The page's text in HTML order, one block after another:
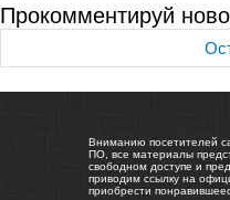
Прокомментируй
Вниманию посетителей
ПО, все материалы
свободном доступе и
приводим ссылку на
приобрести